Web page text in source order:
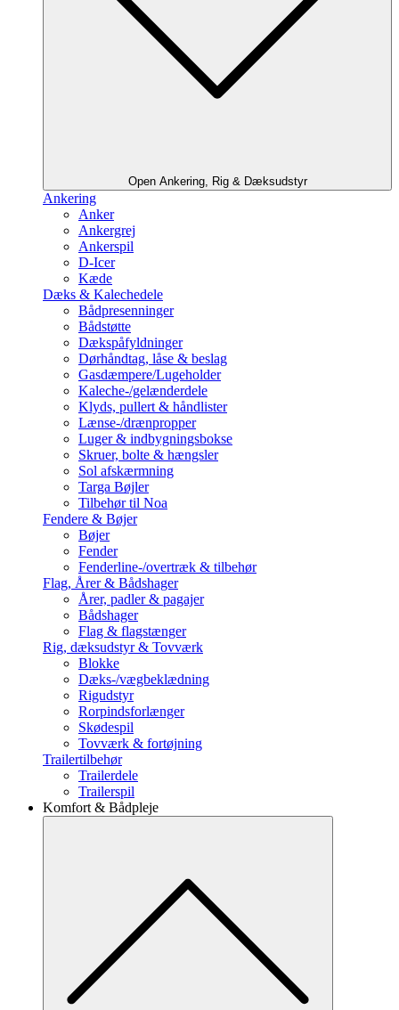
Open Ankering, Rig & Dæksudstyr
Ankering
Anker
Ankergrej
Ankerspil
D-Icer
Kæde
Dæks & Kalechedele
Bådpresenninger
Bådstøtte
Dækspåfyldninger
Dørhåndtag, låse & beslag
Gasdæmpere/Lugeholder
Kaleche-/gelænderdele
Klyds, pullert & håndlister
Lænse-/drænpropper
Luger & indbygningsbokse
Skruer, bolte & hængsler
Sol afskærmning
Targa Bøjler
Tilbehør til Noa
Fendere & Bøjer
Bøjer
Fender
Fenderline-/overtræk & tilbehør
Flag, Årer & Bådshager
Årer, padler & pagajer
Bådshager
Flag & flagstænger
Rig, dæksudstyr & Tovværk
Blokke
Dæks-/vægbeklædning
Rigudstyr
Rorpindsforlænger
Skødespil
Tovværk & fortøjning
Trailertilbehør
Trailerdele
Trailerspil
Komfort & Bådpleje